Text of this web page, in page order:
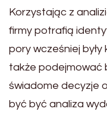
Korzystając z
firmy potrafią
pory wcześniej
także podejmować
świadome decyzje
być być analiza